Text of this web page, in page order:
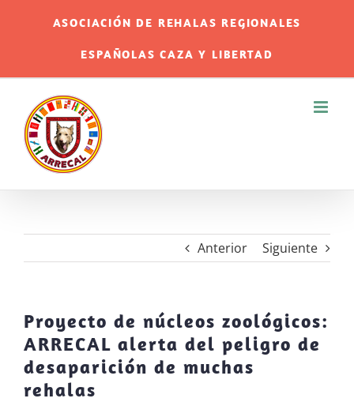
ASOCIACIÓN DE REHALAS REGIONALES
ESPAÑOLAS CAZA Y LIBERTAD
Anterior Siguiente
Proyecto de núcleos zoológicos:
ARRECAL alerta del peligro de
desaparición de muchas
rehalas